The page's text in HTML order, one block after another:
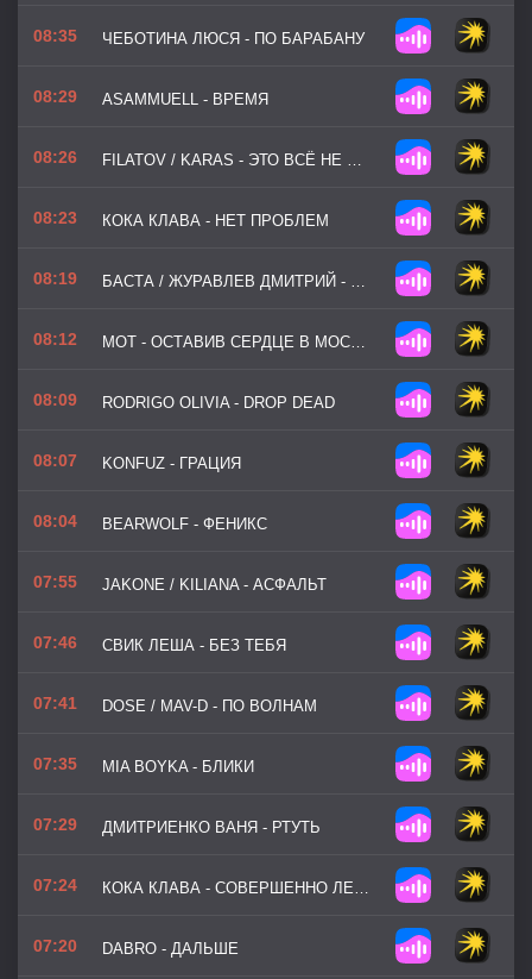
08:35 ЧЕБОТИНА ЛЮСЯ - ПО БАРАБАНУ
08:29 ASAMMUELL - ВРЕМЯ
08:26 FILATOV / KARAS - ЭТО ВСЁ НЕ ПОМНЮ Я
08:23 КОКА КЛАВА - НЕТ ПРОБЛЕМ
08:19 БАСТА / ЖУРАВЛЕВ ДМИТРИЙ - ДЕВОЧКА В ЦВЕТАХ
08:12 МОТ - ОСТАВИВ СЕРДЦЕ В МОСКВЕ (МОЯ МОСКВА)
08:09 RODRIGO OLIVIA - DROP DEAD
08:07 KONFUZ - ГРАЦИЯ
08:04 BEARWOLF - ФЕНИКС
07:55 JAKONE / KILIANA - АСФАЛЬТ
07:46 СВИК ЛЕША - БЕЗ ТЕБЯ
07:41 DOSE / MAV-D - ПО ВОЛНАМ
07:35 MIA BOYKA - БЛИКИ
07:29 ДМИТРИЕНКО ВАНЯ - РТУТЬ
07:24 КОКА КЛАВА - СОВЕРШЕННО ЛЕТНИЕ
07:20 DABRO - ДАЛЬШЕ